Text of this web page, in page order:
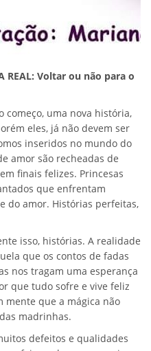
REAL: Voltar ou não para o
começo, uma nova história,
eles, já não devem ser
inseridos no mundo do
amor são recheadas de
finais felizes. Princesas
que enfrentam
do amor. Histórias perfeitas,
isso, histórias. A realidade
que os contos de fadas
nos tragam uma esperança
que tudo sofre e vive feliz
mente que a mágica não
madrinhas.
defeitos e qualidades